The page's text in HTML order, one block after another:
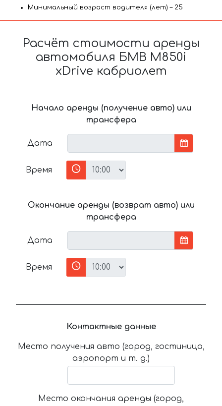
Минимальный возраст водителя (лет) – 25
Расчёт стоимости аренды
автомобиля БМВ M850i
xDrive кабриолет
Начало аренды (получение авто) или
трансфера
Дата
Время
Окончание аренды (возврат авто) или
трансфера
Дата
Время
Контактные данные
Место получения авто (город, гостиница,
аэропорт и т. д.)
Место окончания аренды (город,